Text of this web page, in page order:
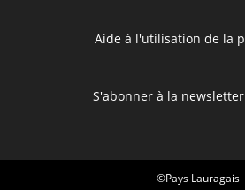
Aide à l'utilisation de la
S'abonner à la
©Pays Lauragais